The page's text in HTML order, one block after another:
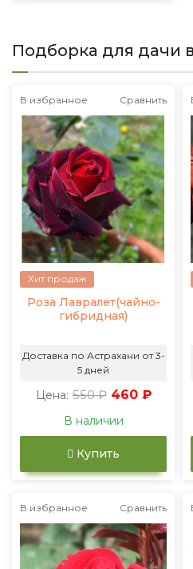
Подборка для дачи
В избранное Сравнить
Хит продаж
Роза Лавралет(чайно-
гибридная)
Доставка по Астрахани от 3-
5 дней
Цена: 550 ₽ 460 ₽
В наличии
Купить
В избранное Сравнить